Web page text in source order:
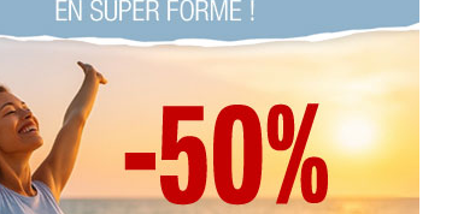
pour maigrir et être bien dans sa peau